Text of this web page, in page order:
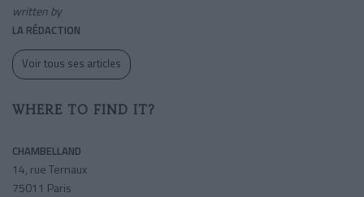
written by
LA RÉDACTION
Voir tous ses articles
WHERE TO FIND IT?
CHAMBELLAND
14, rue Ternaux
75011 Paris